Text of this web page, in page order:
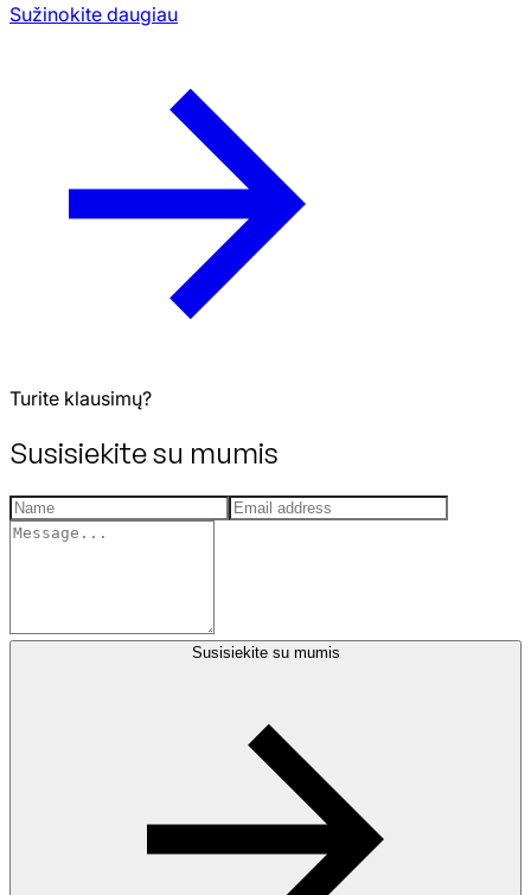
Sužinokite daugiau
Turite klausimų?
Susisiekite su mumis
Susisiekite su mumis